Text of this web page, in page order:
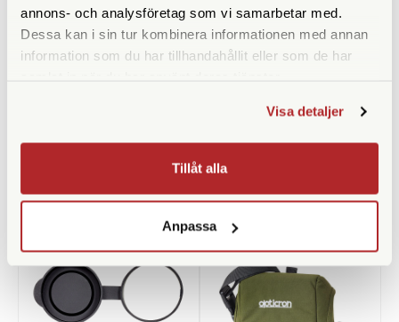
annons- och analysföretag som vi samarbetar med.
Dessa kan i sin tur kombinera informationen med annan
information som du har tillhandahållit eller som de har
Visa detaljer
Tillåt alla
Anpassa
Opticron Kikareväska med
Finns i lager
490 SEK